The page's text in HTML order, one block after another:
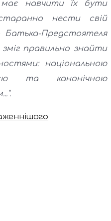
навчити їх бути
нести свій
Батька-Предстоятеля
правильно знайти
національною
та канонічною